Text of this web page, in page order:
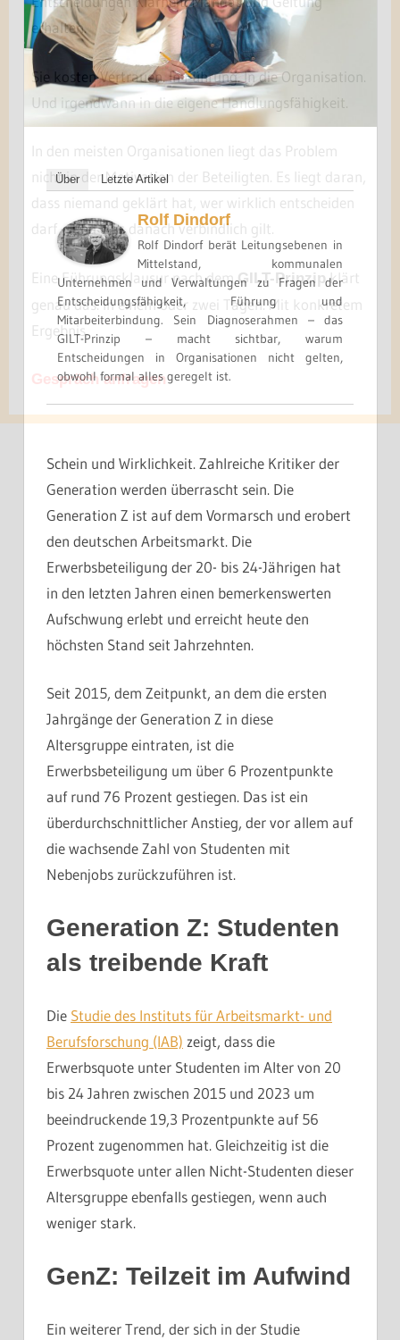
Über Letzte Artikel
Rolf Dindorf
Rolf Dindorf berät Leitungsebenen in
Mittelstand, kommunalen
Unternehmen und Verwaltungen zu Fragen der
Entscheidungsfähigkeit, Führung und
Mitarbeiterbindung. Sein Diagnoserahmen – das
GILT-Prinzip – macht sichtbar, warum
Entscheidungen in Organisationen nicht gelten,
obwohl formal alles geregelt ist.
Schein und Wirklichkeit. Zahlreiche Kritiker der
Generation werden überrascht sein. Die
Generation Z ist auf dem Vormarsch und erobert
den deutschen Arbeitsmarkt. Die
Erwerbsbeteiligung der 20- bis 24-Jährigen hat
in den letzten Jahren einen bemerkenswerten
Aufschwung erlebt und erreicht heute den
höchsten Stand seit Jahrzehnten.
Seit 2015, dem Zeitpunkt, an dem die ersten
Jahrgänge der Generation Z in diese
Altersgruppe eintraten, ist die
Erwerbsbeteiligung um über 6 Prozentpunkte
auf rund 76 Prozent gestiegen. Das ist ein
überdurchschnittlicher Anstieg, der vor allem auf
die wachsende Zahl von Studenten mit
Nebenjobs zurückzuführen ist.
Generation Z: Studenten
als treibende Kraft
Die Studie des Instituts für Arbeitsmarkt- und
Berufsforschung (IAB) zeigt, dass die
Erwerbsquote unter Studenten im Alter von 20
bis 24 Jahren zwischen 2015 und 2023 um
beeindruckende 19,3 Prozentpunkte auf 56
Prozent zugenommen hat. Gleichzeitig ist die
Erwerbsquote unter allen Nicht-Studenten dieser
Altersgruppe ebenfalls gestiegen, wenn auch
weniger stark.
GenZ: Teilzeit im Aufwind
Ein weiterer Trend, der sich in der Studie
erhalten.
Sie kosten Vertrauen. In Führung. In die Organisation.
Und irgendwann in die eigene Handlungsfähigkeit.
In den meisten Organisationen liegt das Problem
nicht in der Motivation der Beteiligten. Es liegt daran,
dass niemand geklärt hat, wer wirklich entscheiden
darf – und was danach verbindlich gilt.
Eine Führungsklausur nach demGILT-Prinzipklärt
genau das. In einem oder zwei Tagen. Mit konkretem
Ergebnis.
Gespräch anfragen